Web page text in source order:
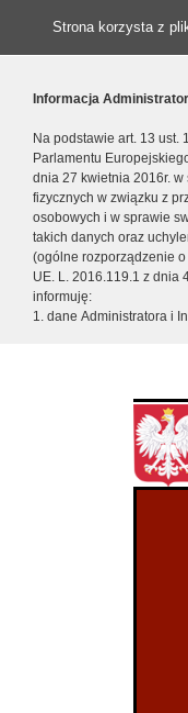
Strona korzysta z
Informacja
Na podstawie art. 13 ust.
Parlamentu
dnia 27 kwietnia 2016r.
fizycznych w związku z
osobowych i w sprawie
takich danych oraz
(ogólne rozporządzenie
UE. L. 2016.119.1 z dnia
informuję:
1. dane Administratora i